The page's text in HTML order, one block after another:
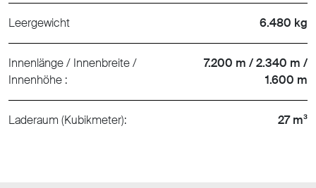
Leergewicht 6.480 kg
Innenlänge / Innenbreite /
Innenhöhe :
7.200 m / 2.340 m /
1.600 m
Laderaum (Kubikmeter): 27 m³